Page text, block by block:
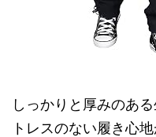
しっかりと厚みのあ
トレスのない履き心地